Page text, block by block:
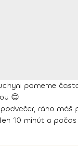
pomerne
😊.
ráno
10 minút a